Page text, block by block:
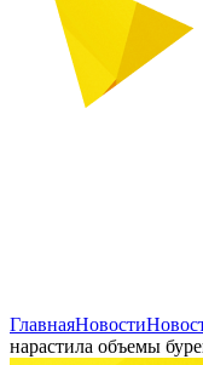
ГлавнаяНовости
нарастила объемы